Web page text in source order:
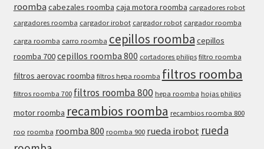
roomba cabezales roomba caja motora roomba cargadores robot
cargadores roomba cargador irobot cargador robot cargador roomba
carga roomba carro roomba cepillos roomba cepillos
roomba 700cepillos roomba 800 cortadores philips filtro roomba
filtros aerovac roomba filtros hepa roomba filtros roomba
filtros roomba 700 filtros roomba 800 hepa roomba hojas philips
motor roomba recambios roomba recambios roomba 800
roo roomba roomba 800 roomba 900 rueda irobot rueda